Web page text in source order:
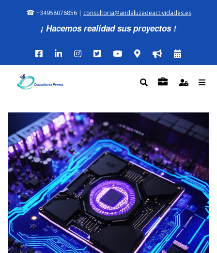
☎ +34958076856 | consultoria@andaluzadeactividades.es
¡ Hacemos realidad sus proyectos !